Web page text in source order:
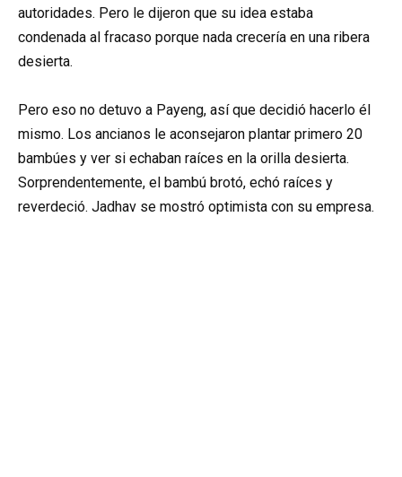
autoridades. Pero le dijeron que su idea estaba
condenada al fracaso porque nada crecería en una ribera
desierta.
Pero eso no detuvo a Payeng, así que decidió hacerlo él
mismo. Los ancianos le aconsejaron plantar primero 20
bambúes y ver si echaban raíces en la orilla desierta.
Sorprendentemente, el bambú brotó, echó raíces y
reverdeció. Jadhav se mostró optimista con su empresa.